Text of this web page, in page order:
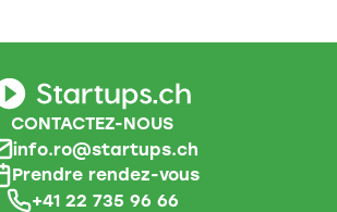
CONTACTEZ-NOUS
info.ro@startups.ch
Prendre rendez-vous
+41 22 735 96 66